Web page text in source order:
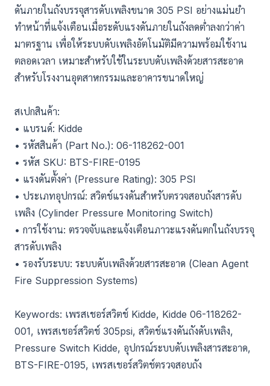
ดันภายในถังบรรจุสารดับเพลิงขนาด 305 PSI อย่างแม่นยำ
ทำหน้าที่แจ้งเตือนเมื่อระดับแรงดันภายในถังลดต่ำลงกว่าค่า
มาตรฐาน เพื่อให้ระบบดับเพลิงอัตโนมัติมีความพร้อมใช้งาน
ตลอดเวลา เหมาะสำหรับใช้ในระบบดับเพลิงด้วยสารสะอาด
สำหรับโรงงานอุตสาหกรรมและอาคารขนาดใหญ่
สเปกสินค้า:
• แบรนด์: Kidde
• รหัสสินค้า (Part No.): 06-118262-001
• รหัส SKU: BTS-FIRE-0195
• แรงดันตั้งค่า (Pressure Rating): 305 PSI
• ประเภทอุปกรณ์: สวิตช์แรงดันสำหรับตรวจสอบถังสารดับ
เพลิง (Cylinder Pressure Monitoring Switch)
• การใช้งาน: ตรวจจับและแจ้งเตือนภาวะแรงดันตกในถังบรรจุ
สารดับเพลิง
• รองรับระบบ: ระบบดับเพลิงด้วยสารสะอาด (Clean Agent
Fire Suppression Systems)
Keywords: เพรสเชอร์สวิตช์ Kidde, Kidde 06-118262-
001, เพรสเชอร์สวิตช์ 305psi, สวิตช์แรงดันถังดับเพลิง,
Pressure Switch Kidde, อุปกรณ์ระบบดับเพลิงสารสะอาด,
BTS-FIRE-0195, เพรสเชอร์สวิตช์ตรวจสอบถัง